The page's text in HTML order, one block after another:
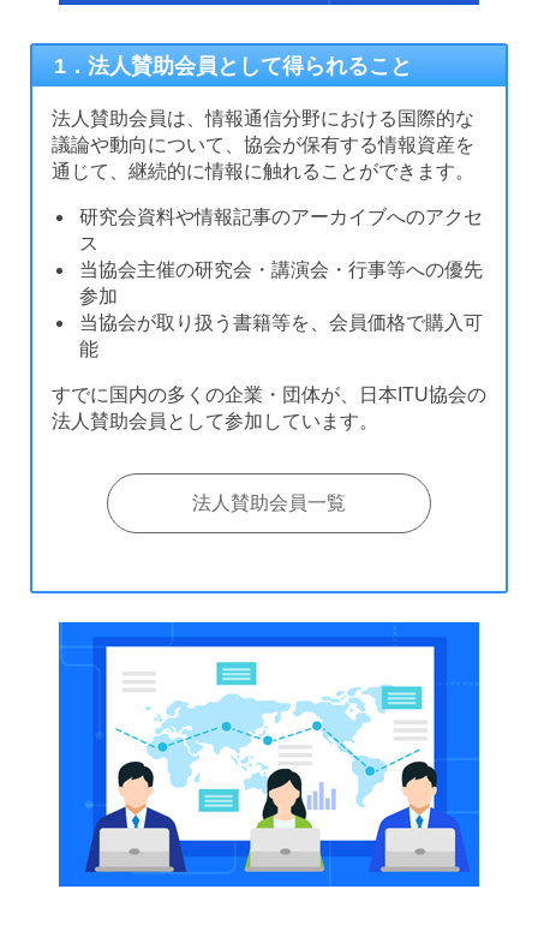
1．法人賛助会員として得られること
法人賛助会員は、情報通信分野における国際的な
議論や動向について、協会が保有する情報資産を
通じて、継続的に情報に触れることができます。
研究会資料や情報記事のアーカイブへのアクセ
ス
当協会主催の研究会・講演会・行事等への優先
参加
当協会が取り扱う書籍等を、会員価格で購入可
能
すでに国内の多くの企業・団体が、日本ITU協会の
法人賛助会員として参加しています。
法人賛助会員一覧